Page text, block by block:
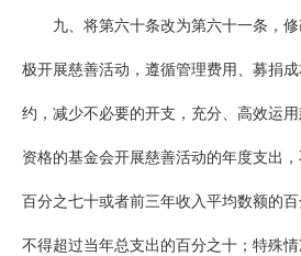
九、将第六十条改为第六十一条，
极开展慈善活动，遵循管理费用、募捐
约，减少不必要的开支，充分、高效运
资格的基金会开展慈善活动的年度支出
百分之七十或者前三年收入平均数额的
不得超过当年总支出的百分之十；特殊